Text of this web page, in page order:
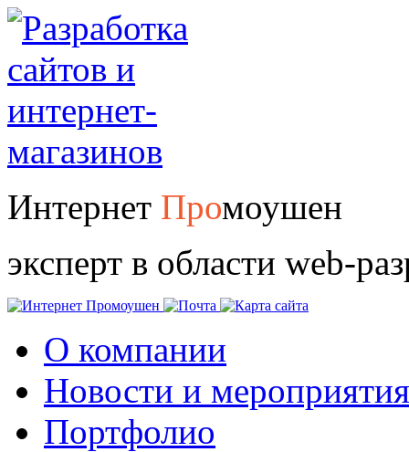
Интернет Промоушен
эксперт в области web-
О компании
Новости и мероприятия
Портфолио